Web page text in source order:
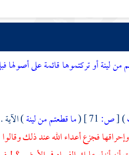
من لينة أو تركتموها قائمة على أصولها
)
[ص: (ما قطعتم من لينة)
فجزع أعداء الله عند ذلك وقالوا